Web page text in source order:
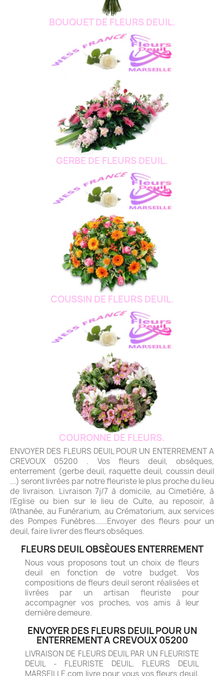
BOUQUET DE FLEURS DEUIL.
GERBE DE FLEURS DEUIL.
COUSSIN DE FLEURS DEUIL.
COURONNE DE FLEURS.
ENVOYER DES FLEURS DEUIL POUR UN ENTERREMENT A
CREVOUX 05200 . Vos fleurs deuil, obsèques,
enterrement (gerbe deuil, raquette deuil, coussin deuil
...) seront livrées par notre fleuriste le plus proche du lieu
de livraison. Livraison 7j/7 à domicile, au Cimetière, à
l'Eglise ou bien sur le lieu de Culte, au reposoir, à
l'Athanée, au Funérarium, au Crématorium, aux services
des Pompes Funèbres......Envoyer des fleurs pour un
deuil, faire livrer des fleurs obsèques.
FLEURS DEUIL OBSÈQUES ENTERREMENT
Nous vous proposons tout un choix de fleurs
deuil en fonction de votre budget. Vos
compositions de fleurs deuil seront réalisées et
livrées par un artisan fleuriste pour
accompagner vos proches, vos amis à leur
dernière demeure.
ENVOYER DES FLEURS DEUIL POUR UN
ENTERREMENT A CREVOUX 05200
LIVRAISON DE FLEURS DEUIL PAR UN FLEURISTE
DEUIL - FLEURISTE DEUIL. FLEURS DEUIL
MARSEILLE.com livre pour vous vos fleurs deuil,